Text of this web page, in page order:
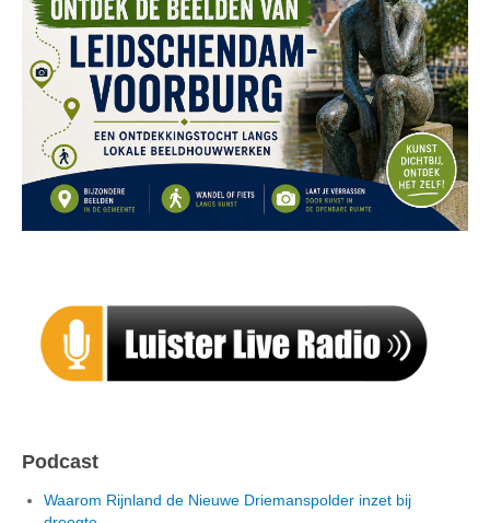
Podcast
Waarom Rijnland de Nieuwe Driemanspolder inzet bij